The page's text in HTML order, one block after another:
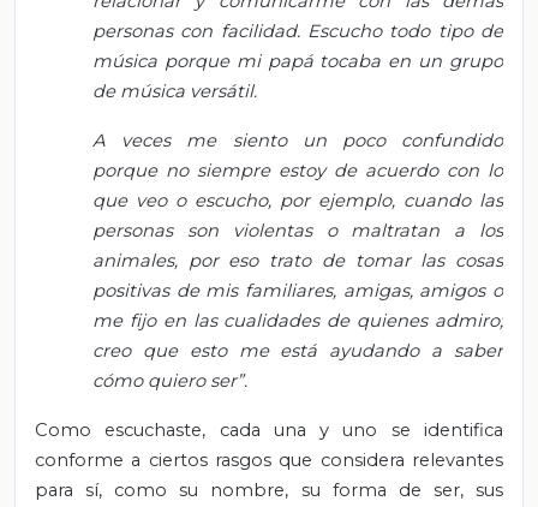
personas con facilidad. Escucho todo tipo de
música porque mi papá tocaba en un grupo
de música versátil.
A veces me siento un poco confundido
porque no siempre estoy de acuerdo con lo
que veo o escucho, por ejemplo, cuando las
personas son violentas o maltratan a los
animales, por eso trato de tomar las cosas
positivas de mis familiares, amigas, amigos o
me fijo en las cualidades de quienes admiro;
creo que esto me está ayudando a saber
cómo quiero ser”.
Como escuchaste, cada una y uno se identifica
conforme a ciertos rasgos que considera relevantes
para sí, como su nombre, su forma de ser, sus